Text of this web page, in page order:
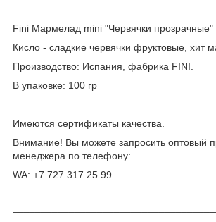
Fini Мармелад mini "Червячки прозрачные"
Кисло - сладкие червячки фруктовые, хит
Производство: Испания, фабрика FINI.
В упаковке: 100 гр
Имеются сертификаты качества.
Внимание! Вы можете запросить оптовый
менеджера по телефону:
WA: +7 727 317 25 99.